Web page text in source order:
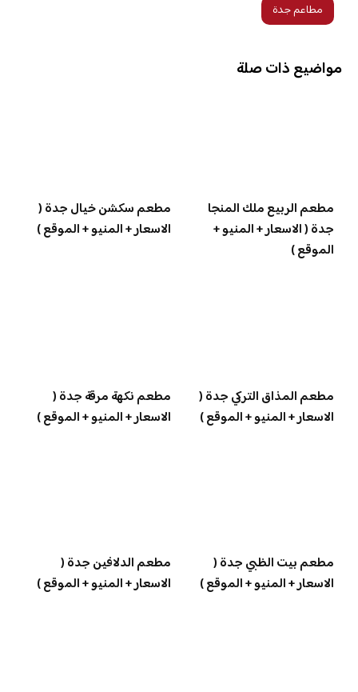
مطاعم جدة
مواضيع ذات صلة
مطعم الربيع ملك المنجا
جدة ( الاسعار + المنيو +
الموقع )
مطعم سكشن خيال جدة (
الاسعار + المنيو + الموقع )
مطعم المذاق التركي جدة (
الاسعار + المنيو + الموقع )
مطعم نكهة مرقة جدة (
الاسعار + المنيو + الموقع )
مطعم بيت الظبي جدة (
الاسعار + المنيو + الموقع )
مطعم الدلافين جدة (
الاسعار + المنيو + الموقع )